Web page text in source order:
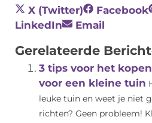
X (Twitter) Facebook
LinkedIn
Email
Gerelateerde
3 tips voor het
voor een kleine tuin
leuke tuin en weet je niet
richten? Geen probleem!